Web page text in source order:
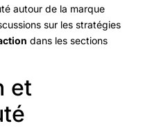
autour de la marque
sur les stratégies
dans les sections
et